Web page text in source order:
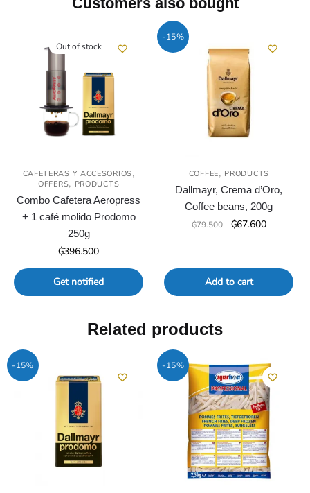
Out of stock
CAFETERAS Y ACCESORIOS,
OFFERS, PRODUCTS
Combo Cafetera Aeropress
+ 1 café molido Prodomo
250g
₲396.500
Get notified
-15%
COFFEE, PRODUCTS
Dallmayr, Crema d’Oro,
Coffee beans, 200g
₲79.500
Original
₲79.500.
₲67.600Current
₲67.600.
Add to cart
Related products
-15% -15%